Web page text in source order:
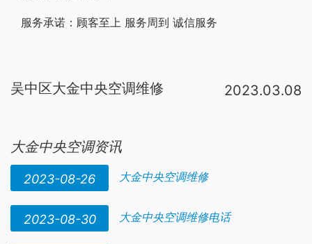
服务承诺：顾客至上 服务周到 诚信服务
吴中区大金中央空调维修 2023.03.08
大金中央空调资讯
2023-08-26 大金中央空调维修
2023-08-30 大金中央空调维修电话